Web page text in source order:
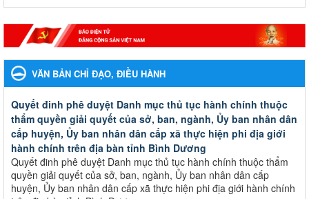
VĂN BẢN CHỈ ĐẠO, ĐIỀU HÀNH
Quyết đinh phê duyệt Danh mục thủ tục hành chính thuộc
thẩm quyền giải quyết của sở, ban, ngành, Ủy ban nhân dân
cấp huyện, Ủy ban nhân dân cấp xã thực hiện phi địa giới
hành chính trên địa bàn tỉnh Bình Dương
Quyết đinh phê duyệt Danh mục thủ tục hành chính thuộc thẩm
quyền giải quyết của sở, ban, ngành, Ủy ban nhân dân cấp
huyện, Ủy ban nhân dân cấp xã thực hiện phi địa giới hành chính